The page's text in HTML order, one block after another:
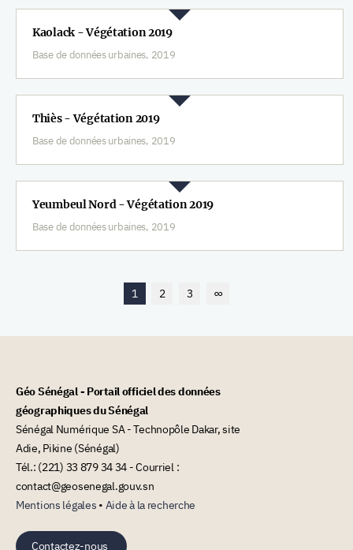
Kaolack - Végétation 2019
Base de données urbaines, 2019
Thiès - Végétation 2019
Base de données urbaines, 2019
Yeumbeul Nord - Végétation 2019
Base de données urbaines, 2019
1 2 3 ∞
Géo Sénégal - Portail officiel des données
géographiques du Sénégal
Sénégal Numérique SA - Technopôle Dakar, site
Adie, Pikine (Sénégal)
Tél.: (221) 33 879 34 34 - Courriel :
contact@geosenegal.gouv.sn
Mentions légales • Aide à la recherche
Contactez-nous